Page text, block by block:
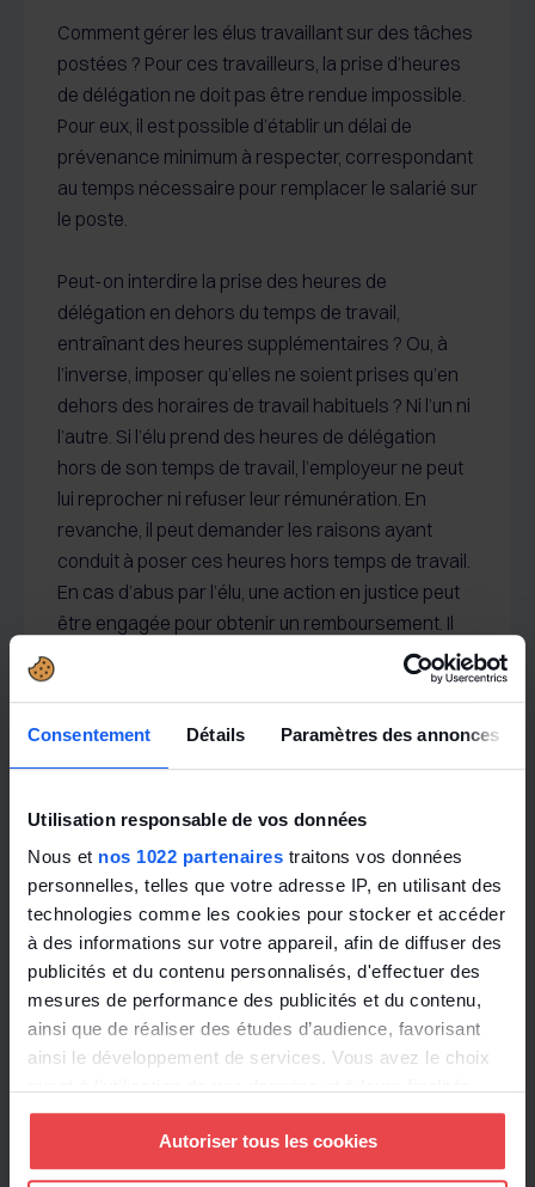
Consentement Détails Paramètres des annonces
Utilisation responsable de vos données
Nous et nos 1022 partenaires traitons vos données
personnelles, telles que votre adresse IP, en utilisant des
technologies comme les cookies pour stocker et accéder
à des informations sur votre appareil, afin de diffuser des
publicités et du contenu personnalisés, d'effectuer des
mesures de performance des publicités et du contenu,
ainsi que de réaliser des études d’audience, favorisant
ainsi le développement de services. Vous avez le choix
Vous pouvez modifier ou retirer votre consentement à
tout moment en consultant la Déclaration relative aux
cookies ou en cliquant sur l'icône de confidentialité.
Autoriser tous les cookies
Comment gérer les élus travaillant sur des tâches
postées ? Pour ces travailleurs, la prise d’heures
de délégation ne doit pas être rendue impossible.
Pour eux, il est possible d’établir un délai de
prévenance minimum à respecter, correspondant
au temps nécessaire pour remplacer le salarié sur
le poste.
Peut-on interdire la prise des heures de
délégation en dehors du temps de travail,
entraînant des heures supplémentaires ? Ou, à
l’inverse, imposer qu’elles ne soient prises qu’en
dehors des horaires de travail habituels ? Ni l’un ni
l’autre. Si l’élu prend des heures de délégation
hors de son temps de travail, l’employeur ne peut
lui reprocher ni refuser leur rémunération. En
revanche, il peut demander les raisons ayant
conduit à poser ces heures hors temps de travail.
En cas d’abus par l’élu, une action en justice peut
être engagée pour obtenir un remboursement. Il
n’est pas non plus autorisé d’interdire toute prise
d’heures de délégation pendant le temps de travail
durant le temps de travail.
Peut-on imposer à un salarié travaillant de nuit de
nuit ? Et non, toujours pas. Les juges ont eu
l’occasion de traiter de ce point (Cass. soc., 11 juin
2008, n° 07-40.823).
Et les élus salariés à temps partiel ? Pour eux, la loi
fixe un cadre : seulement un tiers des heures de
délégation peuvent être prises sur les horaires
contractuels du salarié, le solde étant à prendre
en dehors du temps de travail contractuel.